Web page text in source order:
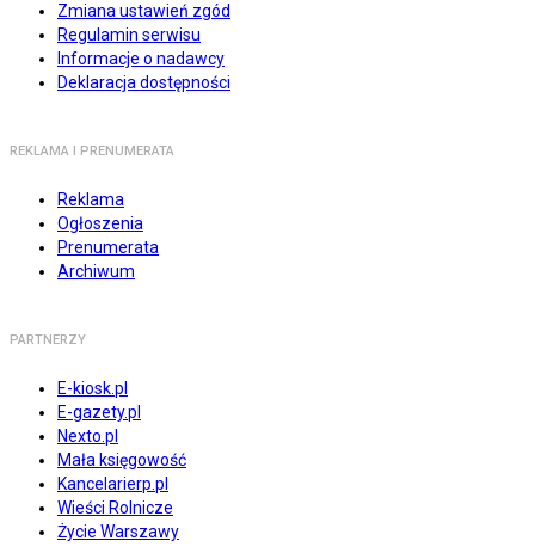
Zmiana ustawień zgód
Regulamin serwisu
Informacje o nadawcy
Deklaracja dostępności
REKLAMA I PRENUMERATA
Reklama
Ogłoszenia
Prenumerata
Archiwum
PARTNERZY
E-kiosk.pl
E-gazety.pl
Nexto.pl
Mała księgowość
Kancelarierp.pl
Wieści Rolnicze
Życie Warszawy